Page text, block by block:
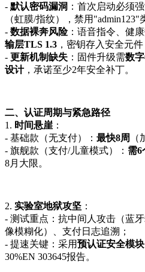
- 默认密码漏洞 ：首次启动必须
（虹膜/指纹），禁用"admin123"
- 数据裸奔风险：语音指令、健
输层TLS 1.3 ，密钥存入安全元件
- 更新机制缺失 ：固件升级需数
设计，承诺至少2年安全补丁。
二、认证周期与紧急路径
1. 时间悬崖 ：
- 基础款（无支付）： 最快8周
- 旗舰款（支付/儿童模式）： 需6
8月大限。
2. 实验室地狱攻坚 ：
- 测试重点：抗中间人攻击（蓝
像模糊化）、支付日志追溯；
- 提速关键：采用预认证安全模块
30%EN 303645报告。